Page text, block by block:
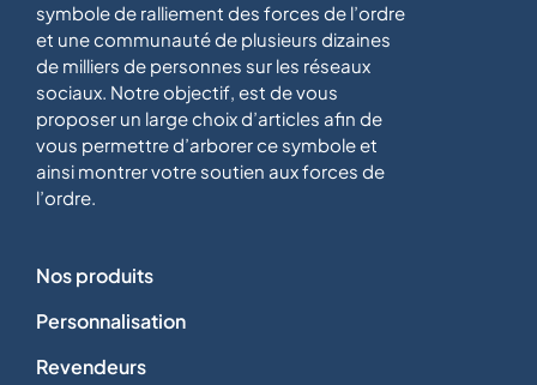
symbole de ralliement des forces de l’ordre
et une communauté de plusieurs dizaines
de milliers de personnes sur les réseaux
sociaux. Notre objectif, est de vous
proposer un large choix d’articles afin de
vous permettre d’arborer ce symbole et
ainsi montrer votre soutien aux forces de
l’ordre.
Nos produits
Personnalisation
Revendeurs